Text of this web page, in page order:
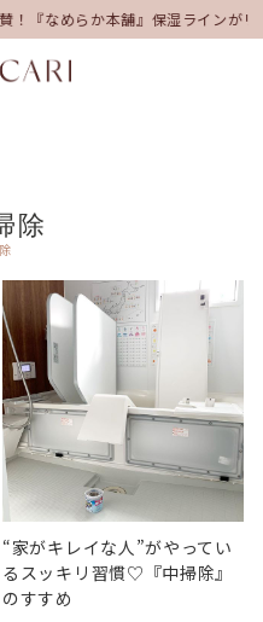
！『なめらか本舗』保湿ラインがリ
除
“家がキレイな人”がやってい
るスッキリ習慣♡『中掃除』
のすすめ